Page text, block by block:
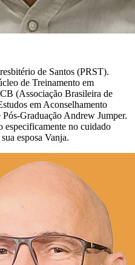
de Santos (PRST).
de Treinamento em
(Associação Brasileira de
em Aconselhamento
Graduação Andrew Jumper.
no cuidado
esposa Vanja.